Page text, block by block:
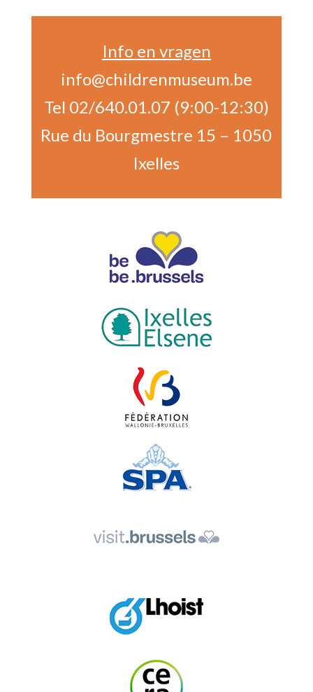
Info en vragen
info@childrenmuseum.be
Tel 02/640.01.07 (9:00-12:30)
Rue du Bourgmestre 15 – 1050
Ixelles